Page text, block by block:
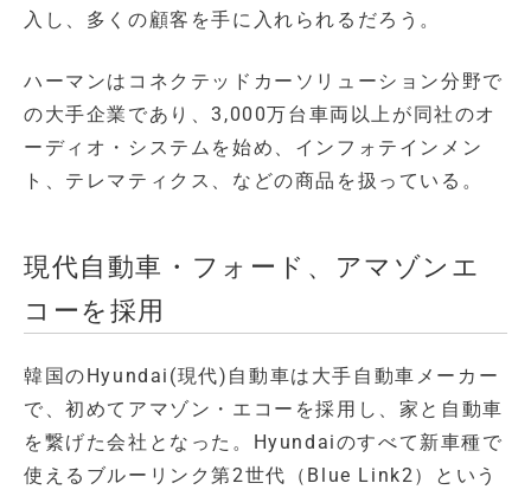
入し、多くの顧客を手に入れられるだろう。
ハーマンはコネクテッドカーソリューション分野で
の大手企業であり、3,000万台車両以上が同社のオ
ーディオ・システムを始め、インフォテインメン
ト、テレマティクス、などの商品を扱っている。
現代自動車・フォード、アマゾンエ
コーを採用
韓国のHyundai(現代)自動車は大手自動車メーカー
で、初めてアマゾン・エコーを採用し、家と自動車
を繋げた会社となった。Hyundaiのすべて新車種で
使えるブルーリンク第2世代（Blue Link2）という